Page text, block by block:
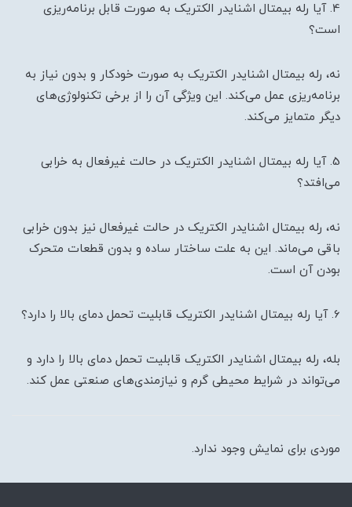
4. آیا رله بیمتال اشنایدر الکتریک به صورت قابل برنامه‌ریزی
است؟
نه، رله بیمتال اشنایدر الکتریک به صورت خودکار و بدون نیاز به
برنامه‌ریزی عمل می‌کند. این ویژگی آن را از برخی تکنولوژی‌های
دیگر متمایز می‌کند.
5. آیا رله بیمتال اشنایدر الکتریک در حالت غیرفعال به خرابی
می‌افتد؟
نه، رله بیمتال اشنایدر الکتریک در حالت غیرفعال نیز بدون خرابی
باقی می‌ماند. این به علت ساختار ساده و بدون قطعات متحرک
بودن آن است.
6. آیا رله بیمتال اشنایدر الکتریک قابلیت تحمل دمای بالا را دارد؟
بله، رله بیمتال اشنایدر الکتریک قابلیت تحمل دمای بالا را دارد و
می‌تواند در شرایط محیطی گرم و نیازمندی‌های صنعتی عمل کند.
موردی برای نمایش وجود ندارد.